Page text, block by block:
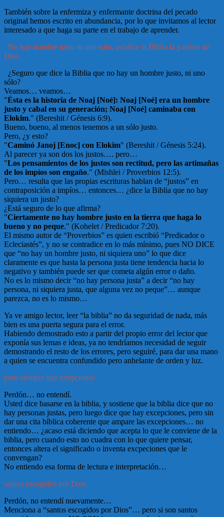
También sobre la enfermiza y enfermante doctrina del pecado
original hemos escrito en abundancia, por lo que invitamos al lector
interesado a que haga su parte en el trabajo de aprender.
No hay hombre justo ni uno solo, así dice la Biblia la palabra de
Dios
¿Seguro que dice la Biblia que no hay un hombre justo, ni uno
sólo?
Veamos… veamos…
"Ésta es la historia de Noaj [Noé]: Noaj [Noé] era un hombre
justo y cabal en su generación; Noaj [Noé] caminaba con
Elokim." (Bereshit / Génesis 6:9).
Bueno, bueno, al menos tenemos a un sólo justo.
Pero, ¿y esto?
"Caminó Janoj [Enoc] con Elokim" (Bereshit / Génesis 5:24).
Al parecer ya son dos los justos…. pero…
"Los pensamientos de los justos son rectitud, pero las artimañas
de los impíos son engaño." (Mishlei / Proverbios 12:5).
Pero… resulta que las propias escrituras hablan de “justos” en
contraposición a impíos… entonces… ¿dice la Biblia que no hay
siquiera un justo?
¿Está seguro de lo que afirma?
"Ciertamente no hay hombre justo en la tierra que haga lo
bueno y no peque." (Kohelet / Predicador 7:20).
El mismo autor de “Proverbios” es quien escribió “Predicador o
Ecleciastés”, y no se contradice en lo más mínimo, pues NO DICE
que “no hay un hombre justo, ni siquiera uno” lo que dice
claramente es que hasta la persona justa tiene tendencia hacia lo
negativo y también puede ser que cometa algún error o daño.
No es lo mismo decir “no hay persona justa” a decir “no hay
persona, ni siquiera justa, que alguna vez no peque”… aunque
parezca, no es lo mismo…
Ya ve amigo lector, leer “la biblia” no da seguridad de nada, más
bien es una puerta segura para el error.
Habiendo demostrado esto a partir del propio error del lector que
exponía sus lemas e ideas, ya no tendríamos necesidad de seguir
demostrando el resto de los errores, pero seguiré, para dar una mano
a quien se encuentra confundido pero anhelante de orden y luz.
pero siempre hay exepciones
Perdón… no entendí.
Usted dice basarse en la biblia, y sostiene que la biblia dice que no
hay personas justas, pero luego dice que hay excepciones, pero sin
dar una cita bíblica coherente que ampare las excepciones… no
entiendo… ¿acaso está diciendo que acepta lo que le conviene de la
biblia, pero cuando esto no cuadra con lo que quiere pensar,
entonces altera el significado o inventa excpeciones que le
convengan?
No entiendo esa forma de lectura e interpretación…
santos escogidos por Dios
Perdón, no entendí nuevamente…
Menciona a “santos escogidos por Dios”… pero si son santos